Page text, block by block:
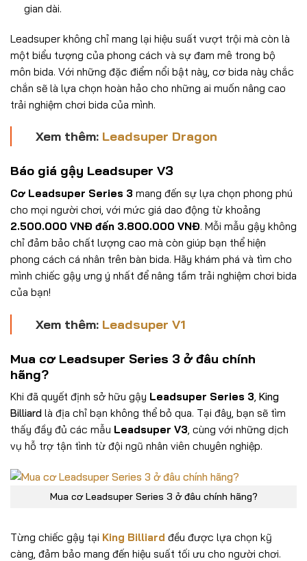
gian dài.
Leadsuper không chỉ mang lại hiệu suất vượt trội mà còn là
một biểu tượng của phong cách và sự đam mê trong bộ
môn bida. Với những đặc điểm nổi bật này, cơ bida này chắc
chắn sẽ là lựa chọn hoàn hảo cho những ai muốn nâng cao
trải nghiệm chơi bida của mình.
Xem thêm: Leadsuper Dragon
Báo giá gậy Leadsuper V3
Cơ Leadsuper Series 3 mang đến sự lựa chọn phong phú
cho mọi người chơi, với mức giá dao động từ khoảng
2.500.000 VNĐ đến 3.800.000 VNĐ. Mỗi mẫu gậy không
chỉ đảm bảo chất lượng cao mà còn giúp bạn thể hiện
phong cách cá nhân trên bàn bida. Hãy khám phá và tìm cho
mình chiếc gậy ưng ý nhất để nâng tầm trải nghiệm chơi bida
của bạn!
Xem thêm: Leadsuper V1
Mua cơ Leadsuper Series 3 ở đâu chính
hãng?
Khi đã quyết định sở hữu gậy Leadsuper Series 3 King
Billiard là địa chỉ bạn không thể bỏ qua. Tại đây, bạn sẽ tìm
thấy đầy đủ các mẫu Leadsuper V3 , cùng với những dịch
vụ hỗ trợ tận tình từ đội ngũ nhân viên chuyên nghiệp.
Mua cơ Leadsuper Series 3 ở đâu chính hãng?
Từng chiếc gậy tại King Billiard đều được lựa chọn kỹ
càng, đảm bảo mang đến hiệu suất tối ưu cho người chơi.